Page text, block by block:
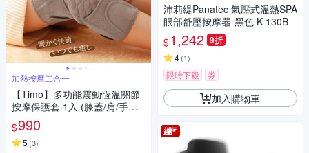
加熱按摩二合一
【Timo】多功能震動恆溫關節
按摩保護套 1入 (膝蓋/肩/手肘
通用)
$990
5 (3)
沛莉緹Panatec 氣壓式溫熱SPA
眼部舒壓按摩器-黑色 K-130B
$1,242 9折
4(1)
限時下殺 券
加入購物車